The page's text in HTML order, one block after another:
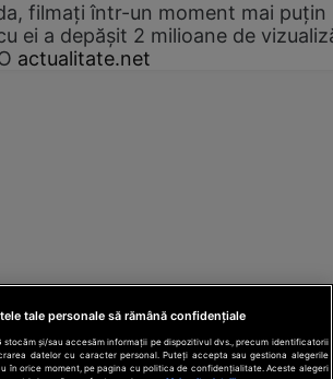
filmați într-un moment mai puțin
ei a depășit 2 milioane de
actualitate.net
tale personale să rămână confidențiale
stocăm și/sau accesăm informații pe dispozitivul dvs., precum identificatorii
datelor cu caracter personal. Puteți accepta sau gestiona alegerile
în orice moment, pe pagina cu politica de confidențialitate. Aceste alegeri